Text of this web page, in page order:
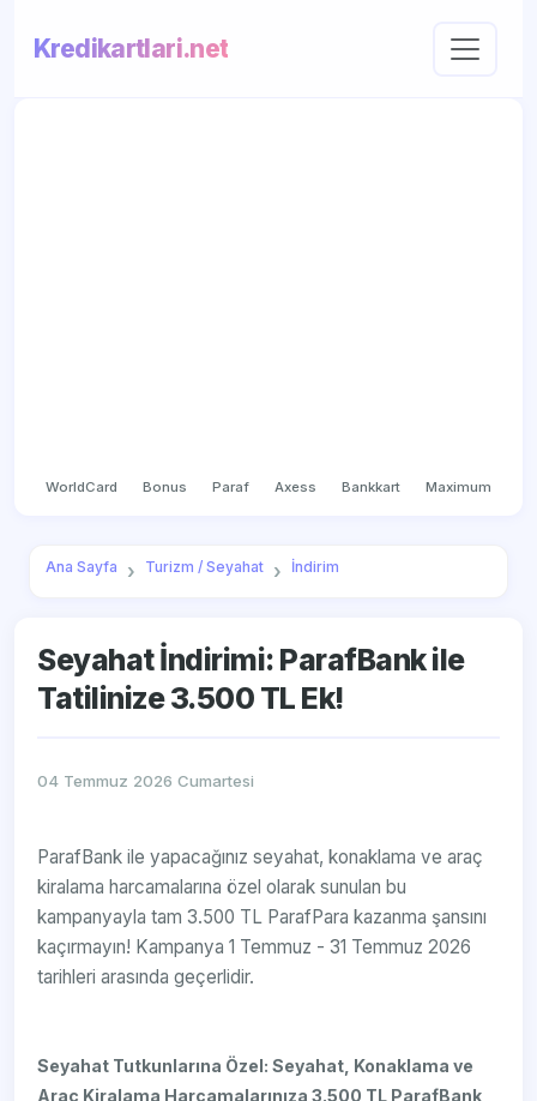
Kredikartlari.net
WorldCard Bonus Paraf Axess Bankkart Maximum
Ana Sayfa Turizm / Seyahat İndirim
Seyahat İndirimi: ParafBank ile
Tatilinize 3.500 TL Ek!
04 Temmuz 2026 Cumartesi
ParafBank ile yapacağınız seyahat, konaklama ve araç
kiralama harcamalarına özel olarak sunulan bu
kampanyayla tam 3.500 TL ParafPara kazanma şansını
kaçırmayın! Kampanya 1 Temmuz - 31 Temmuz 2026
tarihleri arasında geçerlidir.
Seyahat Tutkunlarına Özel: Seyahat, Konaklama ve
Araç Kiralama Harcamalarınıza 3.500 TL ParafBank